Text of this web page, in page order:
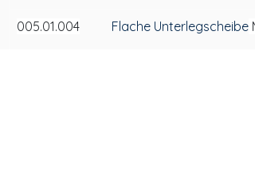
005.01.004 Flache Unterlegscheibe